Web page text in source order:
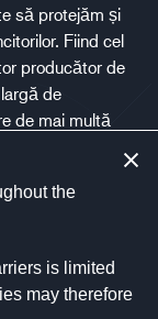
să protejăm și
Fiind cel
producător de
de
de mai multă
the
is limited
may therefore